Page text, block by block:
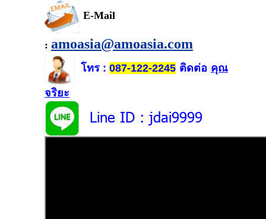
E-Mail
: amoasia@amoasia.com
โทร : 087-122-2245 ติดต่อ คุณ
จริยะ
Line ID : jdai9999